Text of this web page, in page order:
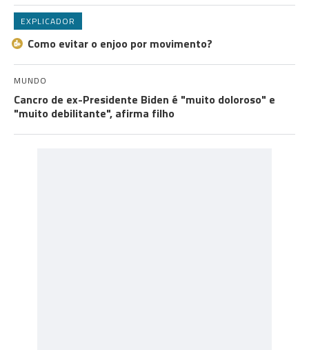
EXPLICADOR
Como evitar o enjoo por movimento?
MUNDO
Cancro de ex-Presidente Biden é "muito doloroso" e
"muito debilitante", afirma filho